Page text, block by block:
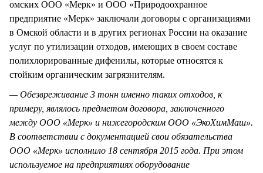
омских ООО «Мерк» и ООО «Природоохранное
предприятие «Мерк» заключали договоры с организациями
в Омской области и в других регионах России на оказание
услуг по утилизации отходов, имеющих в своем составе
полихлорированные дифенилы, которые относятся к
стойким органическим загрязнителям.
— Обезвреживание 3 тонн именно таких отходов, к
примеру, являлось предметом договора, заключенного
между ООО «Мерк» и нижегородским ООО «ЭкоХимМаш».
В соответствии с документацией свои обязательства
ООО «Мерк» исполнило 18 сентября 2015 года. При этом
используемое на предприятиях оборудование